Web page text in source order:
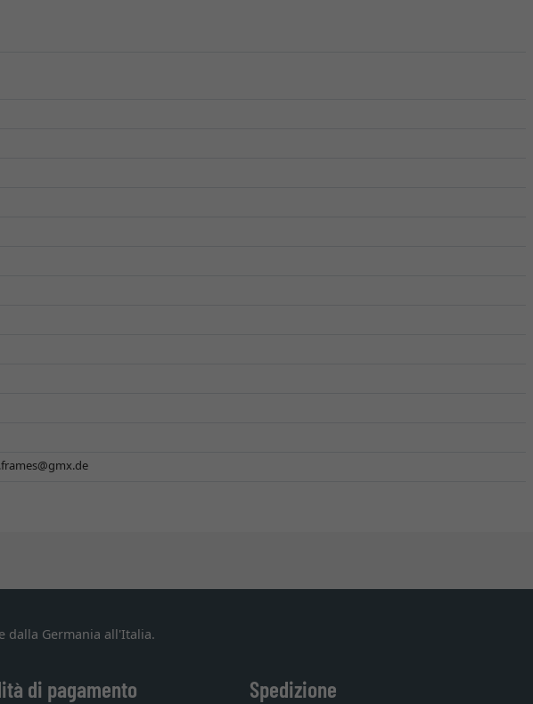
dalla Germania all'Italia.
di pagamento Spedizione